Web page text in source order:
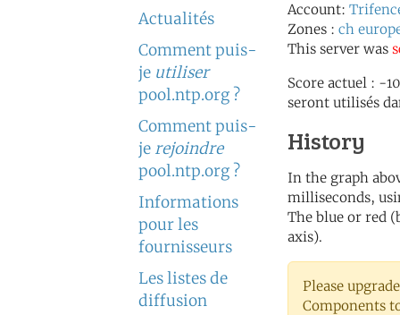
Actualités
Comment puis-
je utiliser
pool.ntp.org ?
Comment puis-
je rejoindre
pool.ntp.org ?
Informations
pour les
fournisseurs
Les listes de
diffusion
Account:
Zones : ch
This server was
Score actuel : -
seront utilisés
History
In the graph
milliseconds,
The blue or red
axis).
Please
Components